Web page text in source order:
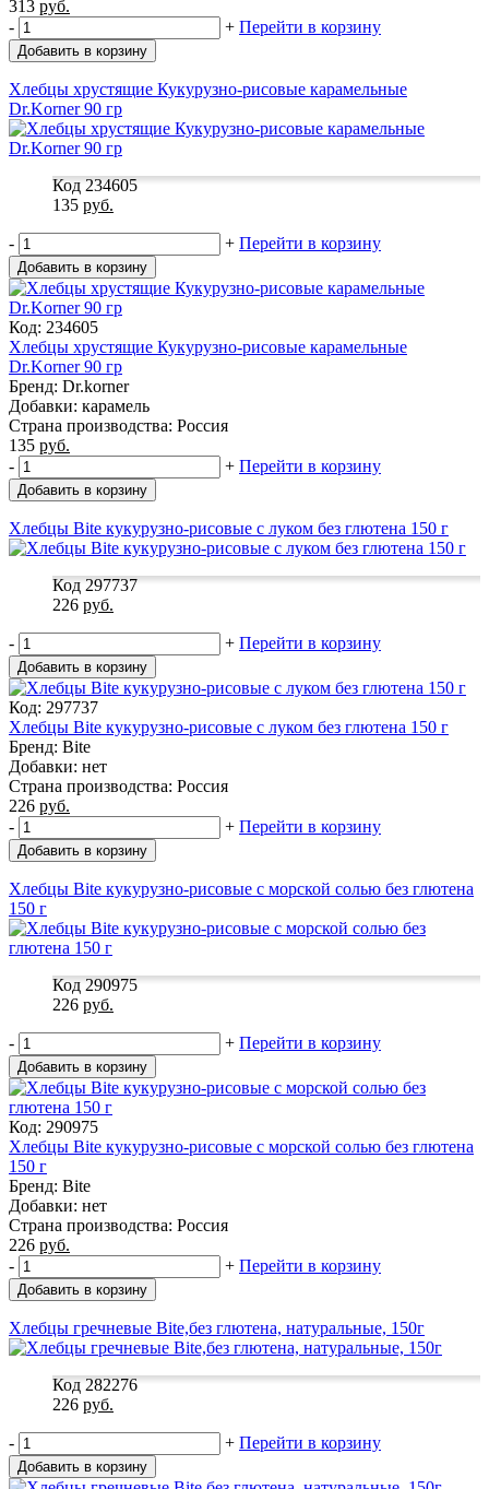
313 руб.
-
+ Перейти в корзину
Добавить в корзину
Хлебцы хрустящие Кукурузно-рисовые карамельные
Dr.Korner 90 гр
Код 234605
135 руб.
- + Перейти в корзину
Добавить в корзину
Код: 234605
Хлебцы хрустящие Кукурузно-рисовые карамельные
Dr.Korner 90 гр
Бренд: Dr.korner
Добавки: карамель
Страна производства: Россия
135 руб.
-
+ Перейти в корзину
Добавить в корзину
Хлебцы Bite кукурузно-рисовые с луком без глютена 150 г
Код 297737
226 руб.
- + Перейти в корзину
Добавить в корзину
Код: 297737
Хлебцы Bite кукурузно-рисовые с луком без глютена 150 г
Бренд: Bite
Добавки: нет
Страна производства: Россия
226 руб.
-
+ Перейти в корзину
Добавить в корзину
Хлебцы Bite кукурузно-рисовые с морской солью без глютена
150 г
Код 290975
226 руб.
- + Перейти в корзину
Добавить в корзину
Код: 290975
Хлебцы Bite кукурузно-рисовые с морской солью без глютена
150 г
Бренд: Bite
Добавки: нет
Страна производства: Россия
226 руб.
-
+ Перейти в корзину
Добавить в корзину
Хлебцы гречневые Bite,без глютена, натуральные, 150г
Код 282276
226 руб.
- + Перейти в корзину
Добавить в корзину